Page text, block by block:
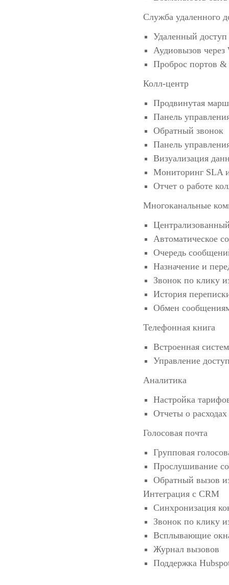
Служба удаленного
Удаленный доступ
Аудиовызов
Проброс портов
Колл-центр
Продвинутая
Панель
Обратный звонок
Панель
Визуализация
Мониторинг SLA
Отчет о работе
Многоканальные
Автоматическое
Очередь
Назначение и
Звонок по клику
История
Обмен
Телефонная книга
Встроенная
Управление
Аналитика
Настройка
Отчеты о
Голосовая почта
Групповая
Прослушивание
Обратный вызов
Интеграция с CRM
Синхронизация
Звонок по клику
Всплывающие
Журнал вызовов
Поддержка